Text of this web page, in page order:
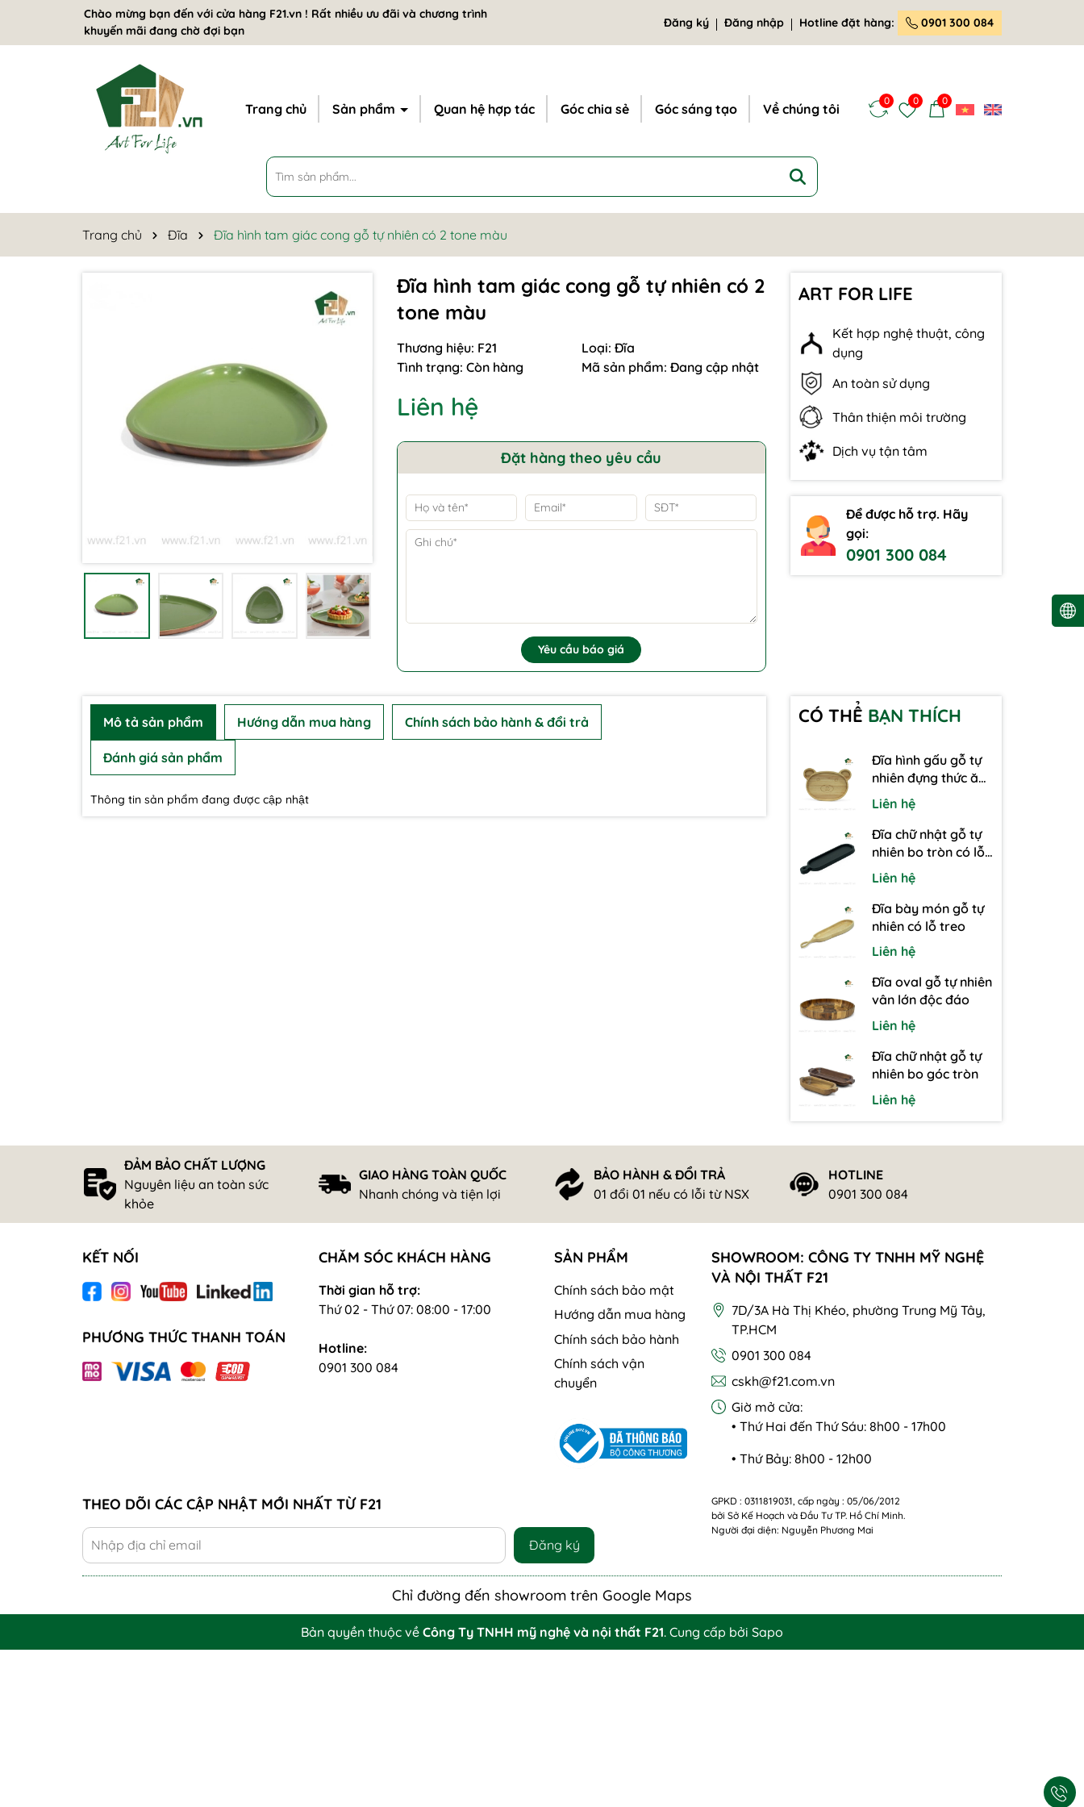
Chào mừng bạn đến với cửa hàng F21.vn ! Rất nhiều ưu đãi và chương trình
khuyến mãi đang chờ đợi bạn
Đăng ký Đăng nhập Hotline đặt hàng: 0901 300 084
Trang chủ Sản phẩm Quan hệ hợp tác Góc chia sẻ Góc sáng tạo Về chúng tôi
0 0 0
Trang chủ Đĩa Đĩa hình tam giác cong gỗ tự nhiên có 2 tone màu
Đĩa hình tam giác cong gỗ tự nhiên có 2
tone màu
Thương hiệu: F21 Loại: Đĩa
Tình trạng: Còn hàng Mã sản phẩm: Đang cập nhật
Liên hệ
Đặt hàng theo yêu cầu
Yêu cầu báo giá
ART FOR LIFE
Kết hợp nghệ thuật, công
dụng
An toàn sử dụng
Thân thiện môi trường
Dịch vụ tận tâm
Để được hỗ trợ. Hãy
gọi:
0901 300 084
Mô tả sản phẩm Hướng dẫn mua hàng Chính sách bảo hành & đổi trả
Đánh giá sản phẩm
Thông tin sản phẩm đang được cập nhật
CÓ THỂ BẠN THÍCH
Đĩa hình gấu gỗ tự
nhiên đựng thức ăn
cho bé
Liên hệ
Đĩa chữ nhật gỗ tự
nhiên bo tròn có lỗ
treo
Liên hệ
Đĩa bày món gỗ tự
nhiên có lỗ treo
Liên hệ
Đĩa oval gỗ tự nhiên
vân lớn độc đáo
Liên hệ
Đĩa chữ nhật gỗ tự
nhiên bo góc tròn
Liên hệ
ĐẢM BẢO CHẤT LƯỢNG
Nguyên liệu an toàn sức
khỏe
GIAO HÀNG TOÀN QUỐC
Nhanh chóng và tiện lợi
BẢO HÀNH & ĐỔI TRẢ
01 đổi 01 nếu có lỗi từ NSX
HOTLINE
0901 300 084
KẾT NỐI
PHƯƠNG THỨC THANH TOÁN
CHĂM SÓC KHÁCH HÀNG
Thời gian hỗ trợ:
Thứ 02 - Thứ 07: 08:00 - 17:00
Hotline:
0901 300 084
SẢN PHẨM
Chính sách bảo mật
Hướng dẫn mua hàng
Chính sách bảo hành
Chính sách vận
chuyển
SHOWROOM: CÔNG TY TNHH MỸ NGHỆ
VÀ NỘI THẤT F21
7D/3A Hà Thị Khéo, phường Trung Mỹ Tây,
TP.HCM
0901 300 084
cskh@f21.com.vn
Giờ mở cửa:
• Thứ Hai đến Thứ Sáu: 8h00 - 17h00
• Thứ Bảy: 8h00 - 12h00
THEO DÕI CÁC CẬP NHẬT MỚI NHẤT TỪ F21
Đăng ký
GPKD : 0311819031, cấp ngày : 05/06/2012
bởi Sở Kế Hoạch và Đầu Tư TP. Hồ Chí Minh.
Người đại diện: Nguyễn Phương Mai
Chỉ đường đến showroom trên Google Maps
Bản quyền thuộc về Công Ty TNHH mỹ nghệ và nội thất F21. Cung cấp bởi Sapo